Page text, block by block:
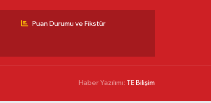
Puan Durumu ve Fikstür
Haber Yazılımı: TE Bilişim